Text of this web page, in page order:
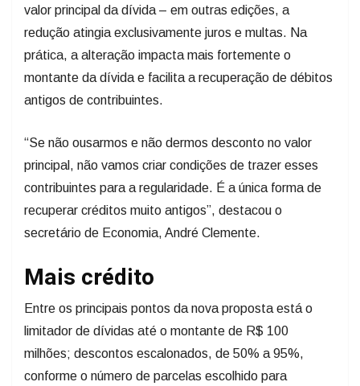
valor principal da dívida – em outras edições, a
redução atingia exclusivamente juros e multas. Na
prática, a alteração impacta mais fortemente o
montante da dívida e facilita a recuperação de débitos
antigos de contribuintes.
“Se não ousarmos e não dermos desconto no valor
principal, não vamos criar condições de trazer esses
contribuintes para a regularidade. É a única forma de
recuperar créditos muito antigos”, destacou o
secretário de Economia, André Clemente.
Mais crédito
Entre os principais pontos da nova proposta está o
limitador de dívidas até o montante de R$ 100
milhões; descontos escalonados, de 50% a 95%,
conforme o número de parcelas escolhido para